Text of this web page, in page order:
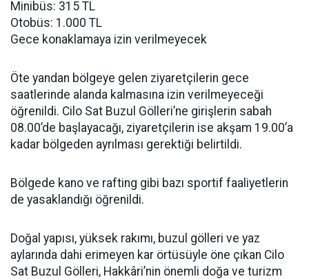
Minibüs: 315 TL
Otobüs: 1.000 TL
Gece konaklamaya izin verilmeyecek
Öte yandan bölgeye gelen ziyaretçilerin gece
saatlerinde alanda kalmasına izin verilmeyeceği
öğrenildi. Cilo Sat Buzul Gölleri’ne girişlerin sabah
08.00’de başlayacağı, ziyaretçilerin ise akşam 19.00’a
kadar bölgeden ayrılması gerektiği belirtildi.
Bölgede kano ve rafting gibi bazı sportif faaliyetlerin
de yasaklandığı öğrenildi.
Doğal yapısı, yüksek rakımı, buzul gölleri ve yaz
aylarında dahi erimeyen kar örtüsüyle öne çıkan Cilo
Sat Buzul Gölleri, Hakkâri’nin önemli doğa ve turizm